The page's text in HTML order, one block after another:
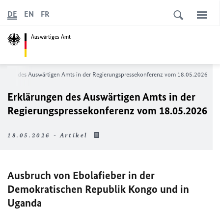
Auswärtiges Amt
DE EN FR
des Auswärtigen Amts in der Regierungspressekonferenz vom 18.05.2026
Erklärungen des Auswärtigen Amts in der
Regierungspressekonferenz vom 18.05.2026
18.05.2026 - Artikel
Ausbruch von Ebolafieber in der
Demokratischen Republik Kongo und in
Uganda